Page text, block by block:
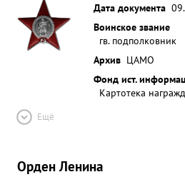
Дата документа
Воинское звание
гв. подполковник
Архив ЦАМО
Фонд ист.
Картотека
Ещё
Орден Ленина